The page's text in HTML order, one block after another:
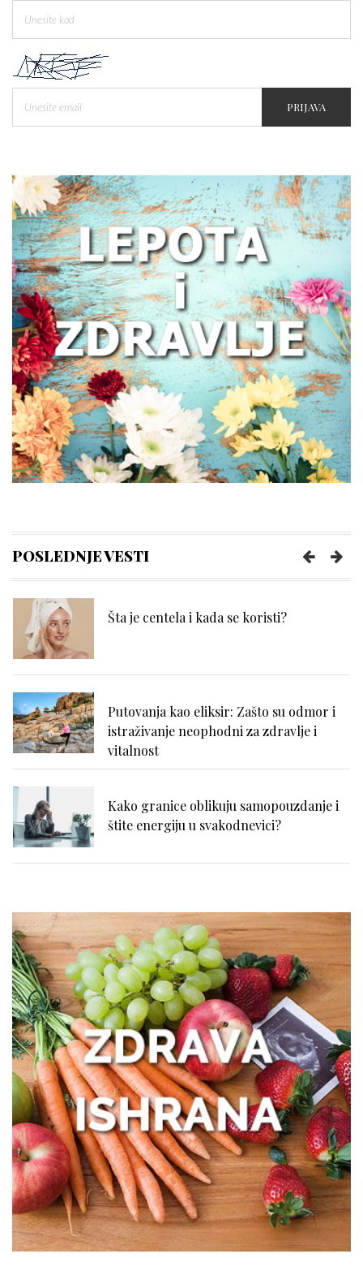
PRIJAVA
POSLEDNJE VESTI
Zašto žene treba da obrate pažnju na
zdravlje creva
Kako prepoznati trenutak kada vam je
potreban prečišćivač vazduha?
Šta je centela i kada se koristi?
Putovanja kao eliksir: Zašto su odmor i
istraživanje neophodni za zdravlje i
vitalnost
Kako granice oblikuju samopouzdanje i
štite energiju u svakodnevici?
varenje: kako prepoznati uzrok?
Išijas bez panike: prvi koraci ka
oporavku
Zašto žene treba da obrate pažnju na
zdravlje creva
Kako prepoznati trenutak kada vam je
potreban prečišćivač vazduha?